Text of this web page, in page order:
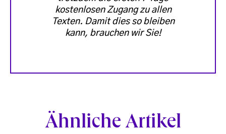
kostenlosen Zugang zu allen
Texten. Damit dies so bleiben
kann, brauchen wir Sie!
Ähnliche Artikel